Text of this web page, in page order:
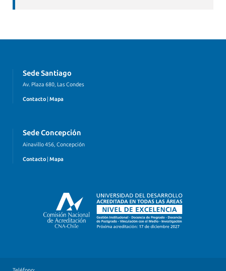
Sede Santiago
Av. Plaza 680, Las Condes
Contacto Mapa
Sede Concepción
Ainavillo 456, Concepción
Contacto | Mapa